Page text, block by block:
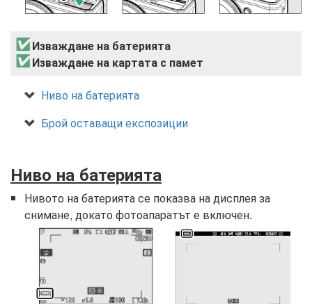
Изваждане на батерията
Изваждане на картата с памет
Ниво на батерията
Брой оставащи експозиции
Ниво на батерията
Нивото на батерията се показва на дисплея за
снимане, докато фотоапаратът е включен.